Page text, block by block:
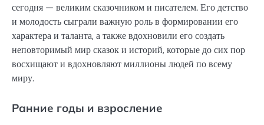
сегодня — великим сказочником и писателем. Его детство
и молодость сыграли важную роль в формировании его
характера и таланта, а также вдохновили его создать
неповторимый мир сказок и историй, которые до сих пор
восхищают и вдохновляют миллионы людей по всему
миру.
Ранние годы и взросление